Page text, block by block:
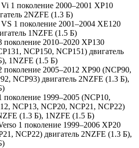
1 поколение 2000–2001 XP10
2NZFE (1.3 Б)
1 поколение 2001–2004 XE120
1NZFE (1.5 Б)
поколение 2010–2020 XP130
NCP150, NCP151) двигатель
1NZFE (1.5 Б)
поколение 2005–2012 XP90 (NCP90,
NCP93) двигатель 2NZFE (1.3 Б),
поколение 1999–2005 (NCP10,
NCP13, NCP20, NCP21, NCP22)
(1.3 Б), 1NZFE (1.5 Б)
1 поколение 1999–2006 XP20
NCP22) двигатель 2NZFE (1.3 Б),